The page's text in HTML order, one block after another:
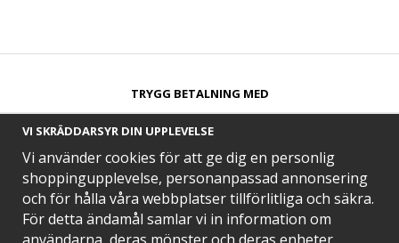
TRYGG BETALNING MED​
SNABB LEVERANS MED
VI SKRÄDDARSYR DIN UPPLEVELSE
Vi använder cookies för att ge dig en personlig
shoppingupplevelse, personanpassad annonsering
och för hålla våra webbplatser tillförlitliga och säkra.
För detta ändamål samlar vi in information om